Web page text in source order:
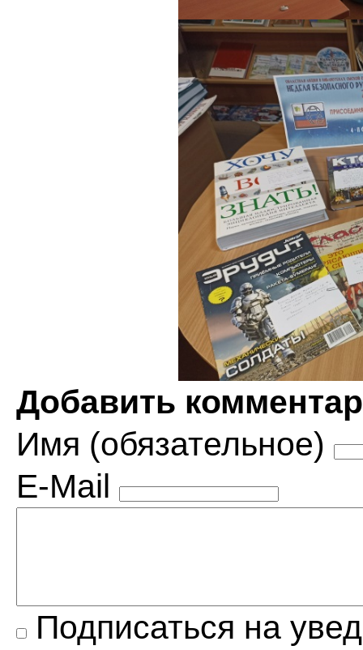
Добавить
Имя (обязательное)
E-Mail
Подписаться на